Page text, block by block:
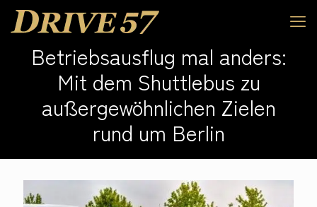
Betriebsausflug mal anders:
Mit dem Shuttlebus zu
außergewöhnlichen Zielen
rund um Berlin